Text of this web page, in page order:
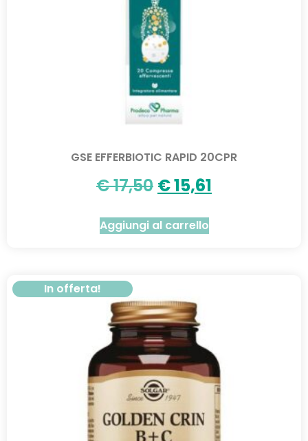
GSE EFFERBIOTIC RAPID 20CPR
€17,50 €15,61
Aggiungi al carrello
In offerta!